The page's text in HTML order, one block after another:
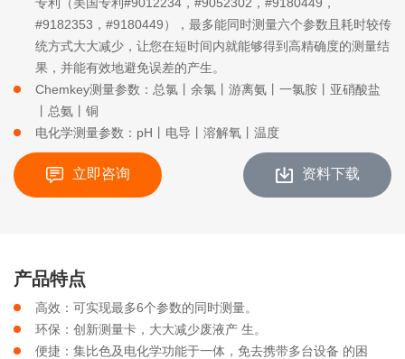
#9182353，#9180449），最多能同时测量六个参数且耗时较传
统方式大大减少，让您在短时间内就能够得到高精确度的测量结
果，并能有效地避免误差的产生。
Chemkey测量参数：总氯丨余氯丨游离氨丨一氯胺丨亚硝酸盐
丨总氨丨铜
电化学测量参数：pH丨电导丨溶解氧丨温度
立即咨询 资料下载
产品特点
高效：可实现最多6个参数的同时测量。
环保：创新测量卡，大大减少废液产 生。
便捷：集比色及电化学功能于一体，免去携带多台设备 的困